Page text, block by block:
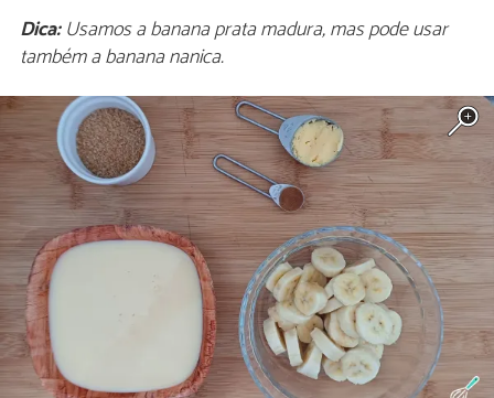
Dica:Usamos a banana prata madura, mas pode usar
também a banana nanica.